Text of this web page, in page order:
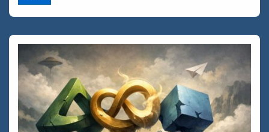
bedeutet
das?